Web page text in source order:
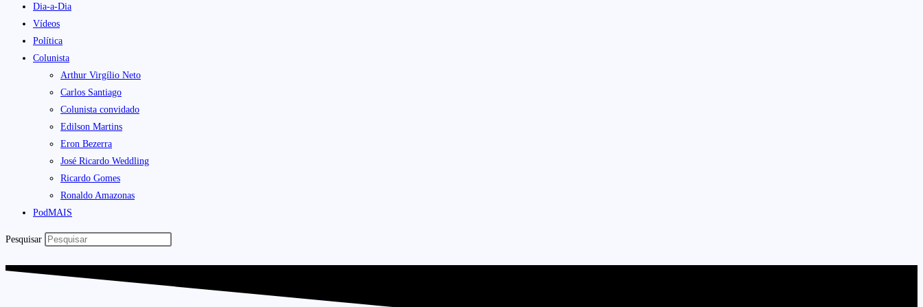
Dia-a-Dia
Vídeos
Política
Colunista
Arthur Virgílio Neto
Carlos Santiago
Colunista convidado
Edilson Martins
Eron Bezerra
José Ricardo Weddling
Ricardo Gomes
Ronaldo Amazonas
PodMAIS
Pesquisar